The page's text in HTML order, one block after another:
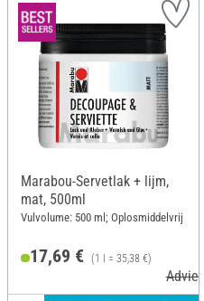
Marabou-Servetlak + lijm,
mat, 500ml
Vulvolume: 500 ml; Oplosmiddelvrij
17,69 € (1 l = 35,38 €)